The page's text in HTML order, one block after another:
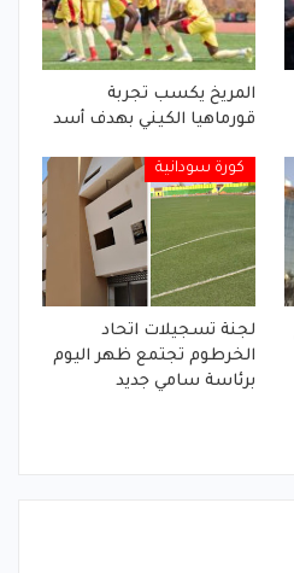
المريخ يكسب تجربة
قورماهيا الكيني بهدف أسد
كورة سودانية
لجنة تسجيلات اتحاد
الخرطوم تجتمع ظهر اليوم
برئاسة سامي جديد